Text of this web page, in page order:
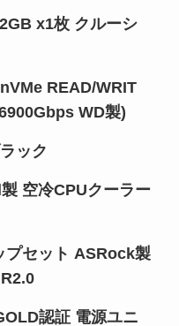
x1枚 クルーシ
READ/WRIT
WD製)
ック
空冷CPUクーラー
プセット ASRock製
認証 電源ユニ